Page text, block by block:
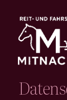
Inhalt
springen